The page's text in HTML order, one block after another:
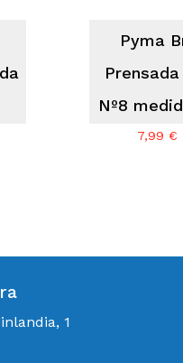
Pyma
Nº8
7,99 €
1